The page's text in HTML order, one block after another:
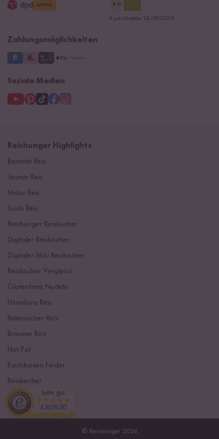
15 Jahre Reishunger
Datenschutzerklärung
3 Jahre Garantie
Kontrollstelle: DE-ÖKO-005
Zahlungsmöglichkeiten
Soziale Medien
Reishunger Highlights
Basmati Reis
Jasmin Reis
Natur Reis
Sushi Reis
Reishunger Reiskocher
Digitaler Reiskocher
Digitaler Mini Reiskocher
Reiskocher Vergleich
Glutenfreie Nudeln
Himalaya Reis
Italienischer Reis
Brauner Reis
Hot Pot
Kochboxen Finder
Reisbecher
Sushi Einsteiger Box
© Reishunger 2026
Sehr gut
4.81/5.00